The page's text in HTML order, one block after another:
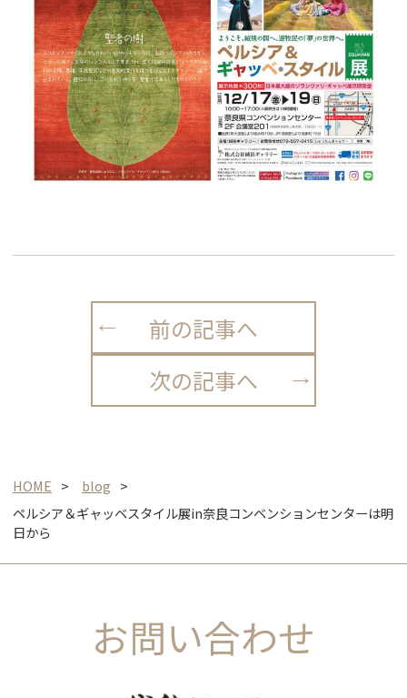
前の記事へ
次の記事へ
HOME
blog
ペルシア＆ギャッベスタイル展in奈良コンベンションセンターは明
日から
お問い合わせ